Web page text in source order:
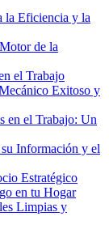
la Eficiencia y la
de la
el Trabajo
Exitoso y
en el Trabajo: Un
Información y el
Estratégico
en tu Hogar
Limpias y